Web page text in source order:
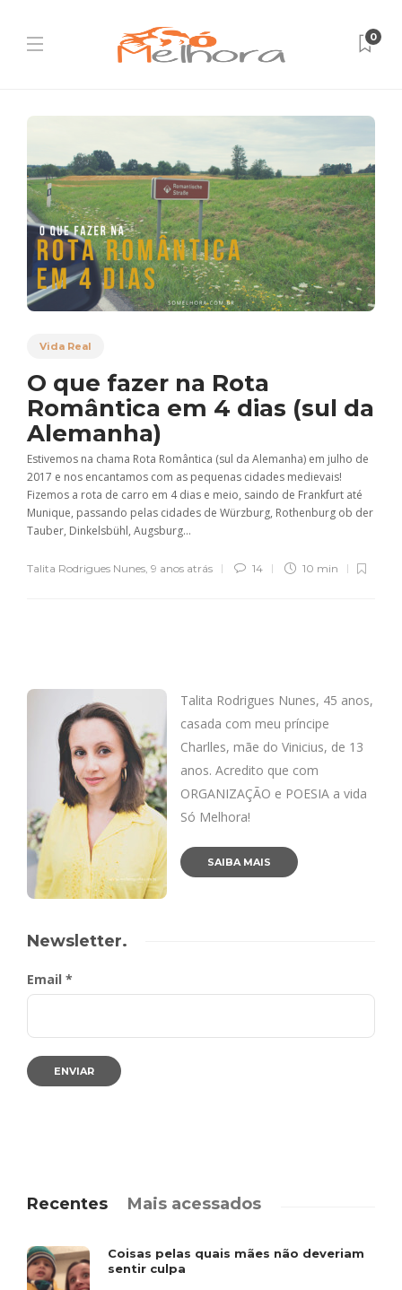
0
Vida Real
O que fazer na Rota
Romântica em 4 dias (sul da
Alemanha)
Estivemos na chama Rota Romântica (sul da Alemanha) em julho de
2017 e nos encantamos com as pequenas cidades medievais!
Fizemos a rota de carro em 4 dias e meio, saindo de Frankfurt até
Munique, passando pelas cidades de Würzburg, Rothenburg ob der
Tauber, Dinkelsbühl, Augsburg...
Talita Rodrigues Nunes, 9 anos atrás 14 10 min
Talita Rodrigues Nunes, 45 anos,
casada com meu príncipe
Charlles, mãe do Vinicius, de 13
anos. Acredito que com
ORGANIZAÇÃO e POESIA a vida
Só Melhora!
SAIBA MAIS
Newsletter.
Email *
Recentes Mais acessados
Coisas pelas quais mães não deveriam
sentir culpa